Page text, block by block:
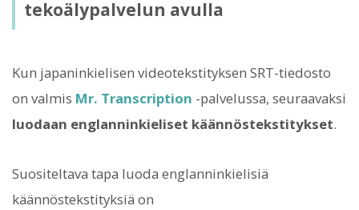
tekoälypalvelun avulla
Kun japaninkielisen videotekstityksen SRT-tiedosto
on valmis Mr. Transcription -palvelussa, seuraavaksi
luodaan englanninkieliset käännöstekstitykset.
Suositeltava tapa luoda englanninkielisiä
käännöstekstityksiä on